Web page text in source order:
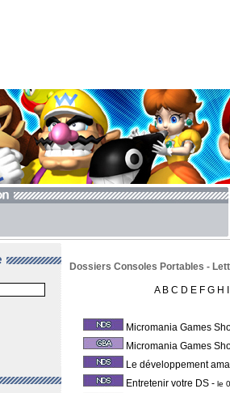
Dossiers Consoles Portables -
A B C D E F G H
Micromania Games
Micromania Games
Le développement
Entretenir votre DS - le